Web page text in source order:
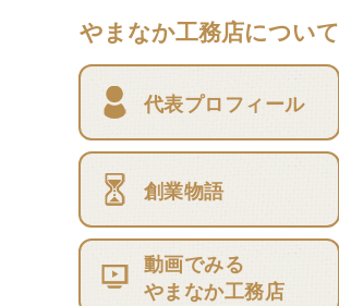
やまなか工務店について
代表プロフィール
創業物語
動画でみる
やまなか工務店